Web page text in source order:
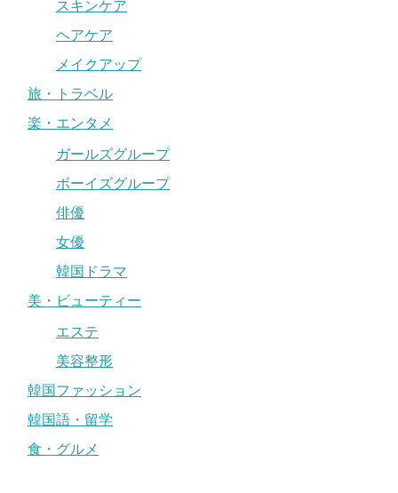
スキンケア
ヘアケア
メイクアップ
旅・トラベル
楽・エンタメ
ガールズグループ
ボーイズグループ
俳優
女優
韓国ドラマ
美・ビューティー
エステ
美容整形
韓国ファッション
韓国語・留学
食・グルメ